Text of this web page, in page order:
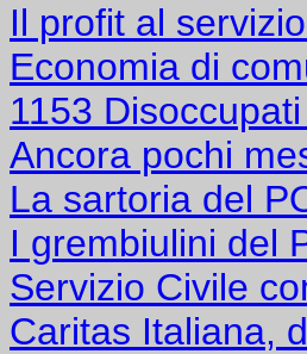
Il profit al
Economia di
1153
Ancora pochi
La sartoria del
I grembiulini del
Servizio Civile
Caritas Italiana,